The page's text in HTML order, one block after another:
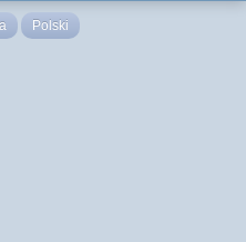
Polski